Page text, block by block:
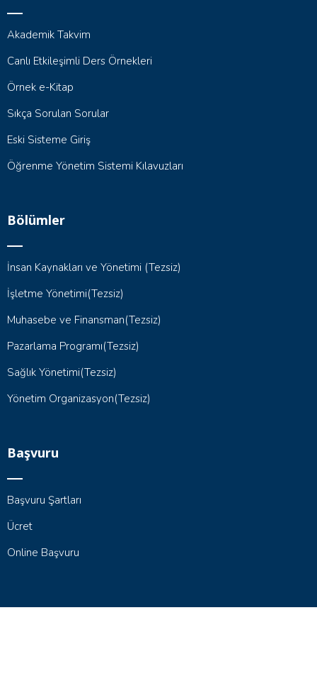
Akademik Takvim
Canlı Etkileşimli Ders Örnekleri
Örnek e-Kitap
Sıkça Sorulan Sorular
Eski Sisteme Giriş
Öğrenme Yönetim Sistemi Kılavuzları
Bölümler
İnsan Kaynakları ve Yönetimi (Tezsiz)
İşletme Yönetimi(Tezsiz)
Muhasebe ve Finansman(Tezsiz)
Pazarlama Programı(Tezsiz)
Sağlık Yönetimi(Tezsiz)
Yönetim Organizasyon(Tezsiz)
Başvuru
Başvuru Şartları
Ücret
Online Başvuru